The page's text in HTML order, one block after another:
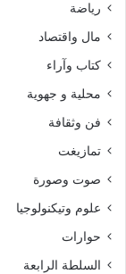
رياضة
مال واقتصاد
كتاب وآراء
محلية و جهوية
فن وثقافة
تمازيغت
صوت وصورة
علوم وتيكنولوجيا
حوارات
السلطة الرابعة